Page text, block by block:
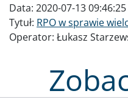
Data: 2020-07-13 09:46:25
Tytuł: RPO w sprawie
Operator: Łukasz